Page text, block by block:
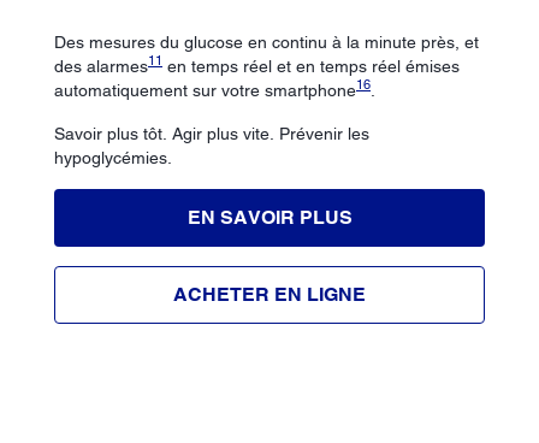
Des mesures du glucose en continu à la minute près, et
des alarmes11 en temps réel et en temps réel émises
automatiquement sur votre smartphone16
Savoir plus tôt. Agir plus vite. Prévenir les
hypoglycémies.
EN SAVOIR PLUS
ACHETER EN LIGNE